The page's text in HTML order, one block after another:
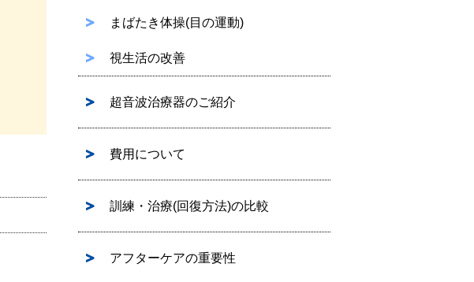
まばたき体操(目の運動)
視生活の改善
超音波治療器のご紹介
費用について
訓練・治療(回復方法)の比較
アフターケアの重要性